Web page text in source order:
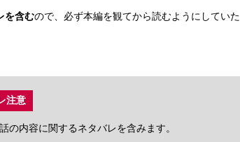
を含むので、必ず本編を観てから読むようにしていた
注意
の内容に関するネタバレを含みます。